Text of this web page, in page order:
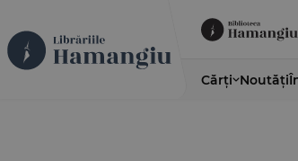
Cărți Noutăți